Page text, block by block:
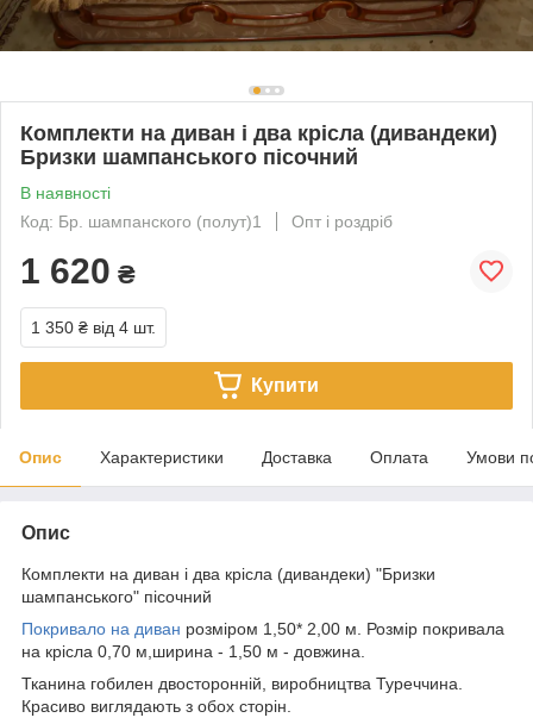
Комплекти на диван і два крісла (дивандеки)
Бризки шампанського пісочний
В наявності
Код: Бр. шампанского (полут)1
Опт і роздріб
1 620 ₴
1 350 ₴ від 4 шт.
Купити
Опис Характеристики Доставка Оплата Умови
Опис
Комплекти на диван і два крісла (дивандеки) "Бризки
шампанського" пісочний
Покривало на диван розміром 1,50* 2,00 м. Розмір покривала
на крісла 0,70 м,ширина - 1,50 м - довжина.
Тканина гобилен двосторонній, виробництва Туреччина.
Красиво виглядають з обох сторін.